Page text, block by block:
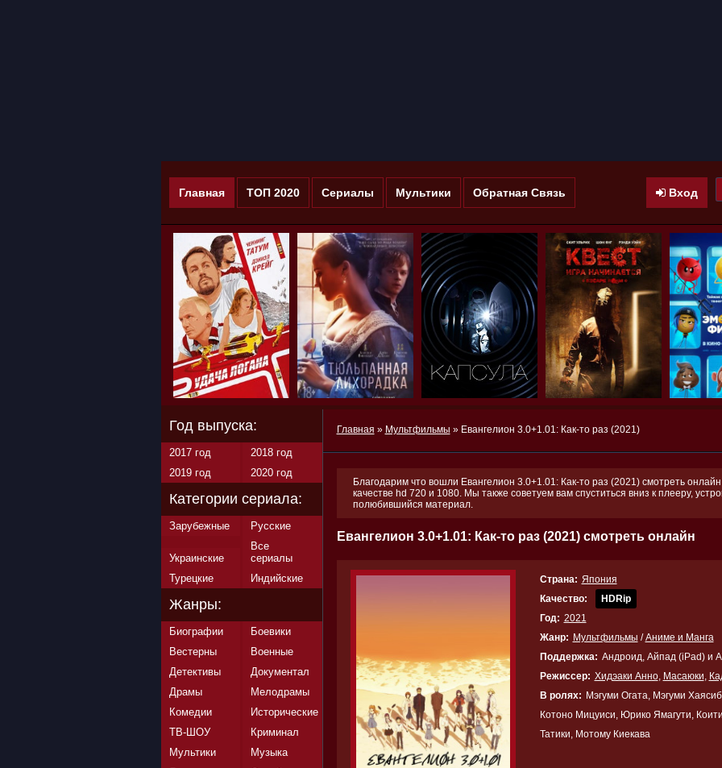
Главная ТОП 2020 Сериалы Мультики Обратная Связь Вход
Главная » Мультфильмы » Евангелион 3.0+1.01: Как-то раз (2021)
Благодарим что вошли Евангелион 3.0+1.01: Как-то раз (2021) смотреть
качестве hd 720 и 1080. Мы также советуем вам спуститься вниз к плееру,
полюбившийся материал.
Евангелион 3.0+1.01: Как-то раз (2021) смотреть онлайн
Страна: Япония
Качество:
HDRip
Год: 2021
Жанр: Мультфильмы /Аниме и Манга
Поддержка: Андроид, Айпад (iPad) и
Режиссер: Хидэаки Анно, Масаюки,
В ролях: Мэгуми Огата, Мэгуми
Котоно Мицуиси, Юрико Ямагути,
Татики, Мотому Киекава
Год выпуска:
2017 год
2018 год
2019 год
2020 год
Категории сериала:
Зарубежные Русские
Украинские
Все
сериалы
Турецкие
Индийские
Жанры:
Биографии
Боевики
Вестерны
Военные
Детективы
Документал
Драмы
Мелодрамы
Комедии
Исторические
ТВ-ШОУ
Криминал
Мультики
Музыка